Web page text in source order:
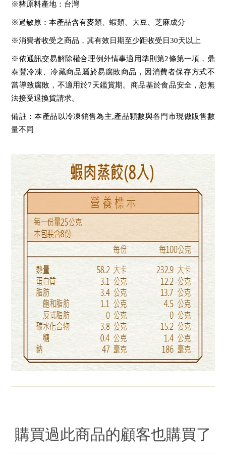
※豬原料產地：台灣
※過敏原：本產品含有麥類、蝦類、大豆、芝麻成分
※消費者收受之商品，其有效日期至少距收受日30天以上
※依通訊交易解除權合理例外情事適用準則第2條第一項，鼎
泰豐冷凍、冷藏商品屬於易腐敗商品，因消費者保存方式不
當導致腐敗，不適用於7天鑑賞期。商品基於食品安全，恕無
法接受退換貨請求。
備註：本產品以冷凍銷售為主,產品顆數與各門市現做販售數
量不同
購買過此商品的顧客也購買了